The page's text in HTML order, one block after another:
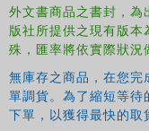
外文書商品之書封，為
版社所提供之現有版
殊，匯率將依實際狀況
無庫存之商品，在您
單調貨。為了縮短等
下單，以獲得最快的取